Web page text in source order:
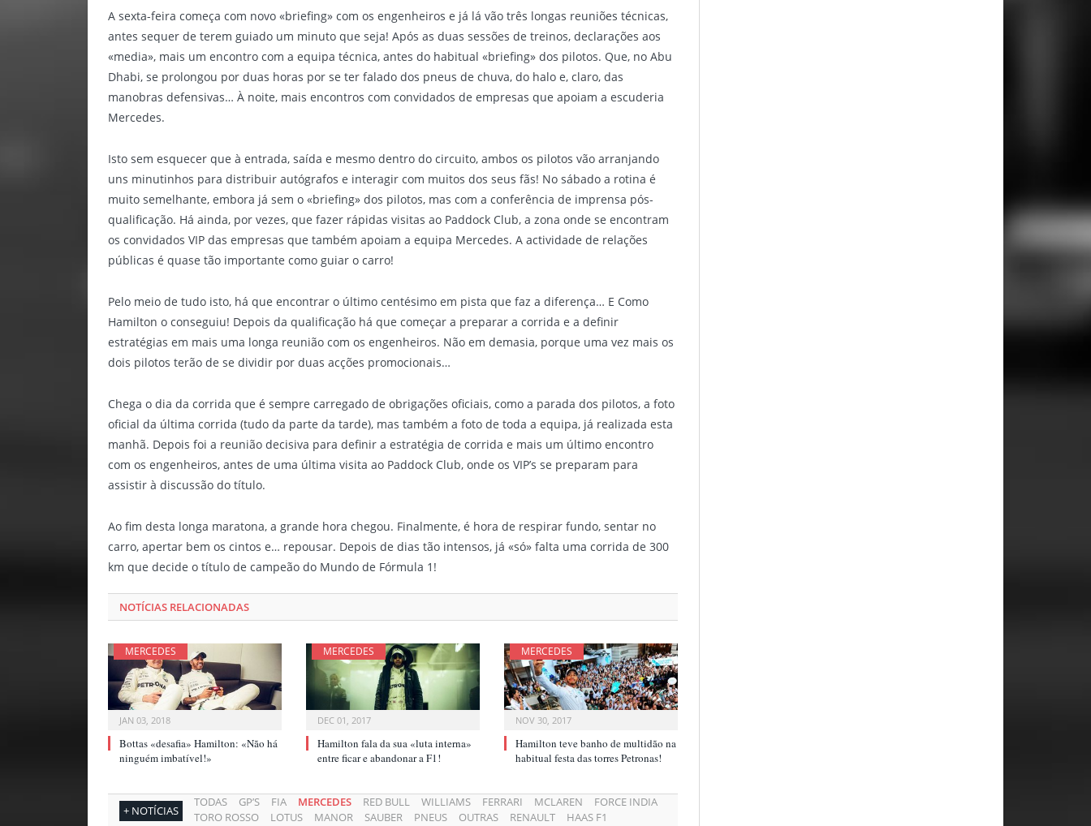
A sexta-feira começa com novo «briefing» com os engenheiros e já lá vão três longas reuniões técnicas,
antes sequer de terem guiado um minuto que seja! Após as duas sessões de treinos, declarações aos
«media», mais um encontro com a equipa técnica, antes do habitual «briefing» dos pilotos. Que, no Abu
Dhabi, se prolongou por duas horas por se ter falado dos pneus de chuva, do halo e, claro, das
manobras defensivas… À noite, mais encontros com convidados de empresas que apoiam a escuderia
Mercedes.
Isto sem esquecer que à entrada, saída e mesmo dentro do circuito, ambos os pilotos vão arranjando
uns minutinhos para distribuir autógrafos e interagir com muitos dos seus fãs! No sábado a rotina é
muito semelhante, embora já sem o «briefing» dos pilotos, mas com a conferência de imprensa pós-
qualificação. Há ainda, por vezes, que fazer rápidas visitas ao Paddock Club, a zona onde se encontram
os convidados VIP das empresas que também apoiam a equipa Mercedes. A actividade de relações
públicas é quase tão importante como guiar o carro!
Pelo meio de tudo isto, há que encontrar o último centésimo em pista que faz a diferença… E Como
Hamilton o conseguiu! Depois da qualificação há que começar a preparar a corrida e a definir
estratégias em mais uma longa reunião com os engenheiros. Não em demasia, porque uma vez mais os
dois pilotos terão de se dividir por duas acções promocionais…
Chega o dia da corrida que é sempre carregado de obrigações oficiais, como a parada dos pilotos, a foto
oficial da última corrida (tudo da parte da tarde), mas também a foto de toda a equipa, já realizada esta
manhã. Depois foi a reunião decisiva para definir a estratégia de corrida e mais um último encontro
com os engenheiros, antes de uma última visita ao Paddock Club, onde os VIP’s se preparam para
assistir à discussão do título.
Ao fim desta longa maratona, a grande hora chegou. Finalmente, é hora de respirar fundo, sentar no
carro, apertar bem os cintos e… repousar. Depois de dias tão intensos, já «só» falta uma corrida de 300
km que decide o título de campeão do Mundo de Fórmula 1!
NOTÍCIAS RELACIONADAS
MERCEDES
JAN 03, 2018
Bottas «desafia» Hamilton: «Não há
ninguém imbatível!»
MERCEDES
DEC 01, 2017
Hamilton fala da sua «luta interna»
entre ficar e abandonar a F1!
MERCEDES
NOV 30, 2017
Hamilton teve banho de multidão na
habitual festa das torres Petronas!
+ NOTÍCIAS
TODAS GP’S FIA MERCEDES RED BULL WILLIAMS FERRARI MCLAREN
FORCE INDIA
TORO ROSSO
LOTUS MANOR SAUBER PNEUS OUTRAS RENAULT HAAS F1